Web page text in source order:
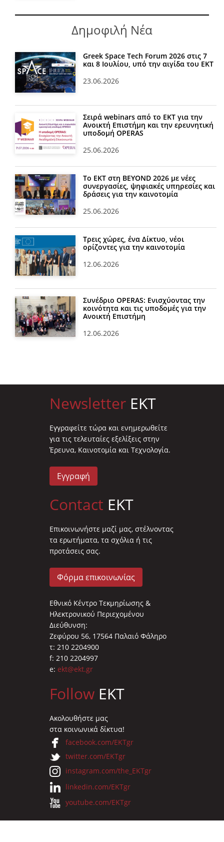
Δημοφιλή Νέα
Greek Space Tech Forum 2026 στις 7
και 8 Ιουλίου, υπό την αιγίδα του ΕΚΤ
23.06.2026
Σειρά webinars από το ΕΚΤ για την
Ανοικτή Επιστήμη και την ερευνητική
υποδομή OPERAS
25.06.2026
Το ΕΚΤ στη BEYOND 2026 με νέες
συνεργασίες, ψηφιακές υπηρεσίες και
δράσεις για την καινοτομία
25.06.2026
Τρεις χώρες, ένα Δίκτυο, νέοι
ορίζοντες για την καινοτομία
12.06.2026
Συνέδριο OPERAS: Ενισχύοντας την
κοινότητα και τις υποδομές για την
Ανοικτή Επιστήμη
12.06.2026
Newsletter EKT
Eγγραφείτε τώρα και ενημερωθείτε
για τις τελευταίες εξελίξεις στην
Έρευνα, Καινοτομία και Τεχνολογία.
Εγγραφή
Contact EKT
Επικοινωνήστε μαζί μας, στέλνοντας
τα ερωτήματα, τα σχόλια ή τις
προτάσεις σας.
Φόρμα επικοινωνίας
Εθνικό Κέντρο Τεκμηρίωσης &
Ηλεκτρονικού Περιεχομένου
Διεύθυνση:
Ζεφύρου 56, 17564 Παλαιό Φάληρο
τ: 210 2204900
f: 210 2204997
e: ekt@ekt.gr
Follow EKT
Ακολουθήστε μας
στα κοινωνικά δίκτυα!
facebook.com/EKTgr
twitter.com/EKTgr
instagram.com/the_EKTgr
linkedin.com/EKTgr
youtube.com/EKTgr